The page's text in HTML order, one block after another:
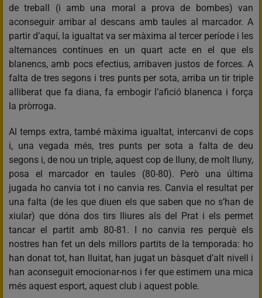
de treball (i amb una moral a prova de bombes) van
aconseguir arribar al descans amb taules al marcador. A
partir d’aquí, la igualtat va ser màxima al tercer període i les
alternances contínues en un quart acte en el que els
blanencs, amb pocs efectius, arribaven justos de forces. A
falta de tres segons i tres punts per sota, arriba un tir triple
alliberat que fa diana, fa embogir l’afició blanenca i força
la pròrroga.
Al temps extra, també màxima igualtat, intercanvi de cops
i, una vegada més, tres punts per sota a falta de deu
segons i, de nou un triple, aquest cop de lluny, de molt lluny,
posa el marcador en taules (80-80). Però una última
jugada ho canvia tot i no canvia res. Canvia el resultat per
una falta (de les que diuen els que saben que no s’han de
xiular) que dóna dos tirs lliures als del Prat i els permet
tancar el partit amb 80-81. I no canvia res perquè els
nostres han fet un dels millors partits de la temporada: ho
han donat tot, han lluitat, han jugat un bàsquet d’alt nivell i
han aconseguit emocionar-nos i fer que estimem una mica
més aquest esport, aquest club i aquest poble.